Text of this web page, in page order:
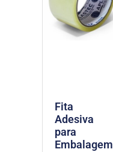
Fita
Adesiva
para
Embalagem